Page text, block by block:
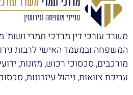
משרד עורכי דין מרדכי תמרי ושות'
המשפחה ובמעמד האישי לרבות
מורכבים, סכסוכי רכוש, מזונות,
עריכת צוואות, ניהול עיזבונות,